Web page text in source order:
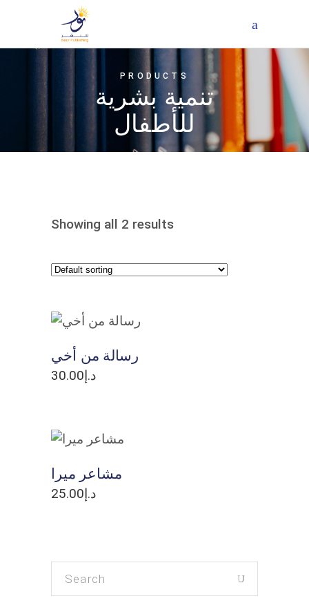
PRODUCTS
تنمية بشرية
للأطفال
Showing all 2 results
ADD TO CART
رسالة من أخي
د.إ30.00
مشاعر ميرا
د.إ25.00